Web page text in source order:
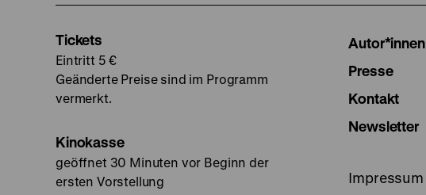
Tickets
Eintritt 5 €
Geänderte Preise sind im Programm
vermerkt.
Kinokasse
geöffnet 30 Minuten vor Beginn der
ersten Vorstellung
Autor*innen
Presse
Kontakt
Newsletter
Impressum